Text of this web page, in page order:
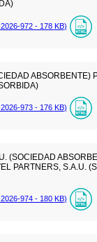
972 - 178 KB)
ABSORBENTE)
973 - 176 KB)
(SOCIEDAD
PARTNERS, S.A.U.
974 - 180 KB)